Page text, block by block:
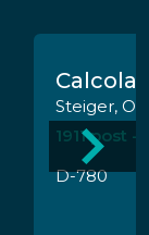
Steiger,
1911 post -
D-780